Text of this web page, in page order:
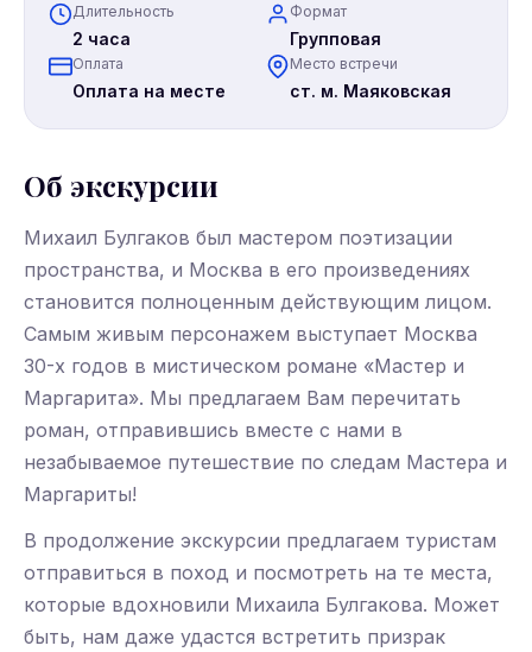
Длительность
2 часа
Формат
Групповая
Оплата
Оплата на месте
Место встречи
ст. м. Маяковская
Об экскурсии
Михаил Булгаков был мастером поэтизации
пространства, и Москва в его произведениях
становится полноценным действующим лицом.
Самым живым персонажем выступает Москва
30-х годов в мистическом романе «Мастер и
Маргарита». Мы предлагаем Вам перечитать
роман, отправившись вместе с нами в
незабываемое путешествие по следам Мастера и
Маргариты!
В продолжение экскурсии предлагаем туристам
отправиться в поход и посмотреть на те места,
которые вдохновили Михаила Булгакова. Может
быть, нам даже удастся встретить призрак